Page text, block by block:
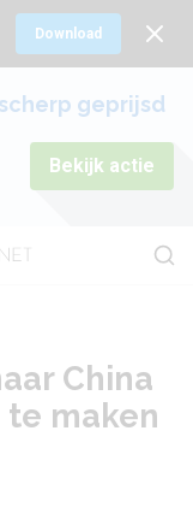
Download
geprijsd
Bekijk actie
China
maken